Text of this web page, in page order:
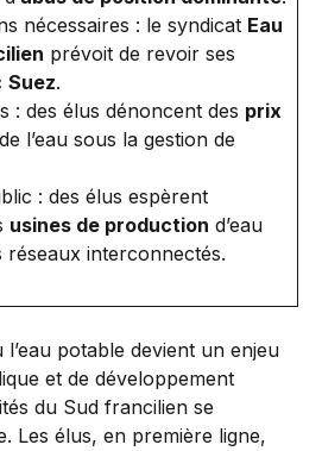
nécessaires : le syndicat Eau
prévoit de revoir ses
Suez.
: des élus dénoncent des prix
de l’eau sous la gestion de
: des élus espèrent
usines de production d’eau
réseaux interconnectés.
potable devient un enjeu
et de développement
du Sud francilien se
Les élus, en première ligne,